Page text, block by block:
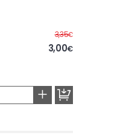
3,35€Antes
3,00€
+